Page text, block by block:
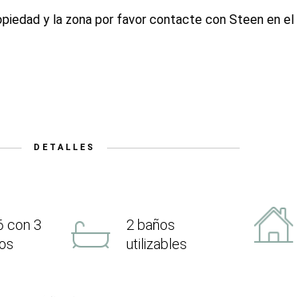
y la zona por favor contacte con Steen en
DETALLES
con 3
2 baños
utilizables